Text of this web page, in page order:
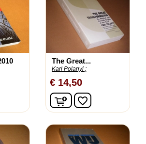
The Great...
Karl Polanyi ;
€ 14,50
In winkelwagen
favorite_border